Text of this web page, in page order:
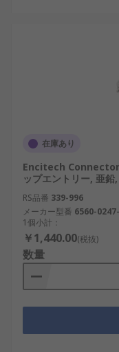
在庫あり
Encitech
ップエントリー, 亜
RS品番 339-996
メーカー型番 6560-
1個小計：
￥1,440.00(税抜)
数量